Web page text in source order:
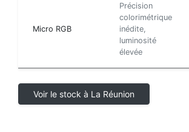
Micro RGB
Précision
colorimétrique
inédite,
luminosité
élevée
Voir le stock à La Réunion